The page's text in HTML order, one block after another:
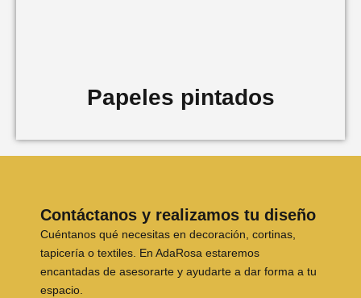
Papeles pintados
Contáctanos y realizamos tu diseño
Cuéntanos qué necesitas en decoración, cortinas,
tapicería o textiles. En AdaRosa estaremos
encantadas de asesorarte y ayudarte a dar forma a tu
espacio.